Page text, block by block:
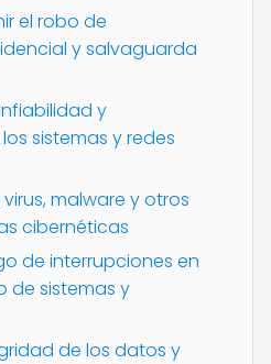
el robo de
y salvaguarda
y
sistemas y redes
malware y otros
cibernéticas
de interrupciones en
de sistemas y
de los datos y